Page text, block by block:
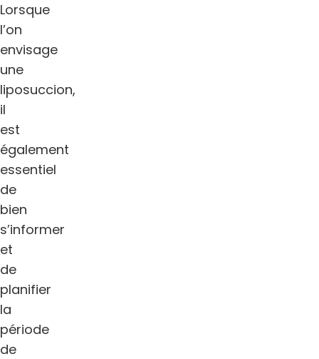
Lorsque
l’on
envisage
une
liposuccion,
il
est
également
essentiel
de
bien
s’informer
et
de
planifier
la
période
de